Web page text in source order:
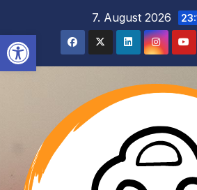
Werkzeugleiste
springen
7. August 2026